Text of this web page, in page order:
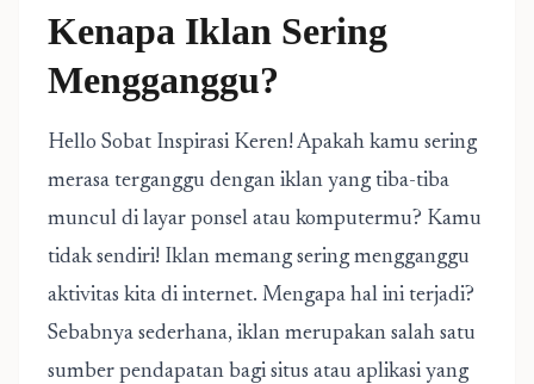
Kenapa Iklan Sering
Mengganggu?
Hello Sobat Inspirasi Keren! Apakah kamu sering
merasa terganggu dengan iklan yang tiba-tiba
muncul di layar ponsel atau komputermu? Kamu
tidak sendiri! Iklan memang sering mengganggu
aktivitas kita di internet. Mengapa hal ini terjadi?
Sebabnya sederhana, iklan merupakan salah satu
sumber pendapatan bagi situs atau aplikasi yang